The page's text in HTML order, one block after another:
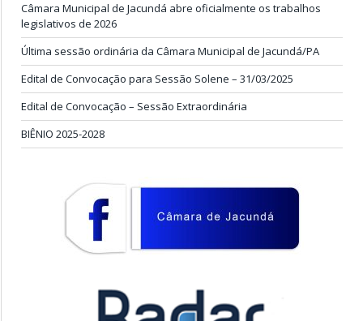
Câmara Municipal de Jacundá abre oficialmente os trabalhos
legislativos de 2026
Última sessão ordinária da Câmara Municipal de Jacundá/PA
Edital de Convocação para Sessão Solene – 31/03/2025
Edital de Convocação – Sessão Extraordinária
BIÊNIO 2025-2028